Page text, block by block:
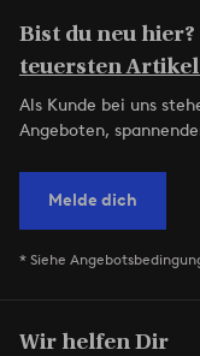
Bist du neu
teuersten
Als Kunde bei uns
Angeboten,
Melde dich
* Siehe
Wir helfen Dir